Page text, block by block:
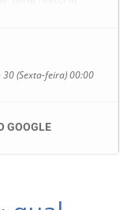
as famílias
Malaguzzi)
(Sexta-feira) 00:00
GOOGLE